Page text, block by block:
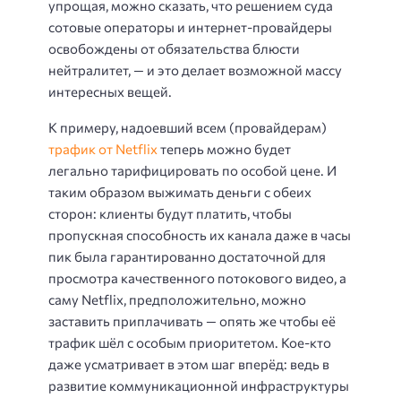
упрощая, можно сказать, что решением суда
сотовые операторы и интернет-провайдеры
освобождены от обязательства блюсти
нейтралитет, — и это делает возможной массу
интересных вещей.
К примеру, надоевший всем (провайдерам)
трафик от Netflix теперь можно будет
легально тарифицировать по особой цене. И
таким образом выжимать деньги с обеих
сторон: клиенты будут платить, чтобы
пропускная способность их канала даже в часы
пик была гарантированно достаточной для
просмотра качественного потокового видео, а
саму Netflix, предположительно, можно
заставить приплачивать — опять же чтобы её
трафик шёл с особым приоритетом. Кое-кто
даже усматривает в этом шаг вперёд: ведь в
развитие коммуникационной инфраструктуры